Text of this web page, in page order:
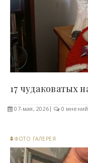
07-мая, 2026 0 мнений
ФОТО ГАЛЕРЕЯ